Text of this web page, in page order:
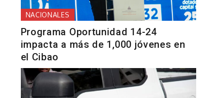
NACIONALES
Programa Oportunidad 14-24
impacta a más de 1,000 jóvenes en
el Cibao